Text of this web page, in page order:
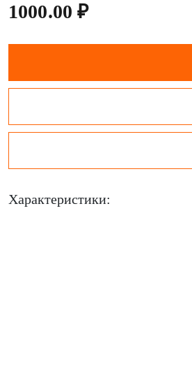
1000.00 ₽
Характеристики: